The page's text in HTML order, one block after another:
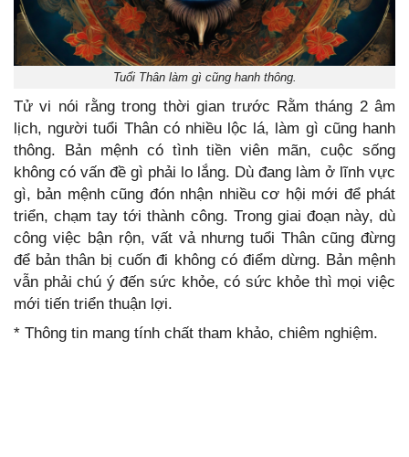
Tuổi Thân làm gì cũng hanh thông.
Tử vi nói rằng trong thời gian trước Rằm tháng 2 âm
lịch, người tuổi Thân có nhiều lộc lá, làm gì cũng hanh
thông. Bản mệnh có tình tiền viên mãn, cuộc sống
không có vấn đề gì phải lo lắng. Dù đang làm ở lĩnh vực
gì, bản mệnh cũng đón nhận nhiều cơ hội mới để phát
triển, chạm tay tới thành công. Trong giai đoạn này, dù
công việc bận rộn, vất vả nhưng tuổi Thân cũng đừng
để bản thân bị cuốn đi không có điểm dừng. Bản mệnh
vẫn phải chú ý đến sức khỏe, có sức khỏe thì mọi việc
mới tiến triển thuận lợi.
* Thông tin mang tính chất tham khảo, chiêm nghiệm.